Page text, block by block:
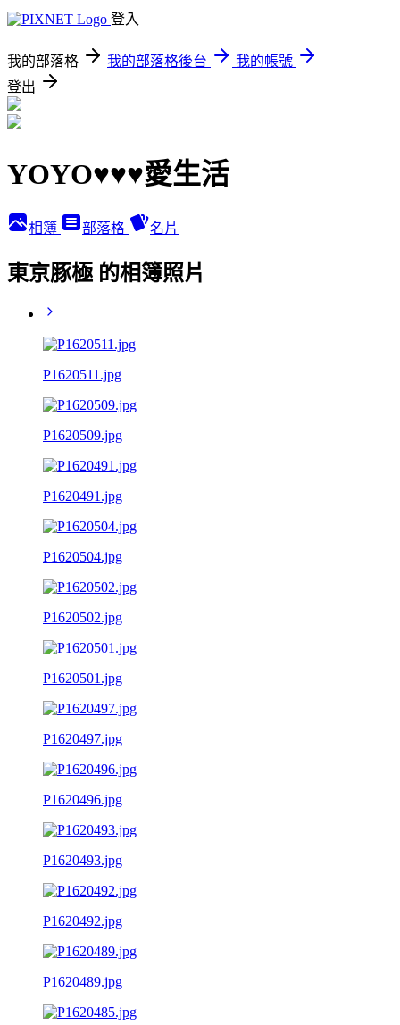
登入
我的部落格 我的部落格後台
我的帳號
登出
YOYO♥♥♥愛生活
相簿 部落格 名片
東京豚極 的相簿照片
P1620511.jpg
P1620509.jpg
P1620491.jpg
P1620504.jpg
P1620502.jpg
P1620501.jpg
P1620497.jpg
P1620496.jpg
P1620493.jpg
P1620492.jpg
P1620489.jpg